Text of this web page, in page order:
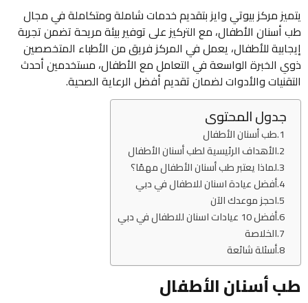
يتميز مركز بيوتي وايز بتقديم خدمات شاملة ومتكاملة في مجال
طب أسنان الأطفال، مع التركيز على توفير بيئة مريحة تضمن تجربة
إيجابية للأطفال، يعمل في المركز فريق من الأطباء المتخصصين
ذوي الخبرة الواسعة في التعامل مع الأطفال، مستخدمين أحدث
التقنيات والأدوات لضمان تقديم أفضل الرعاية الصحية.
جدول المحتوى
طب أسنان الأطفال
الأهداف الرئيسية لطب أسنان الأطفال
لماذا يعتبر طب أسنان الأطفال مهمًا؟
أفضل عيادة اسنان للاطفال في دبي
احجز موعدك الآن
أفضل 10 عيادات اسنان للاطفال في دبي
الخلاصة
أسئلة شائعة
طب أسنان الأطفال